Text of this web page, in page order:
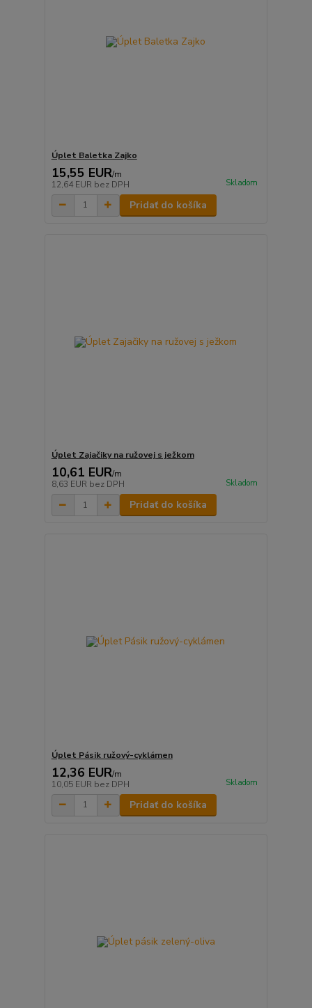
Úplet Baletka Zajko
15,55 EUR/m
12,64 EUR bez DPH Skladom
Pridať do košíka
Úplet Zajačiky na ružovej s ježkom
10,61 EUR/m
8,63 EUR bez DPH Skladom
Pridať do košíka
Úplet Pásik ružový-cyklámen
12,36 EUR/m
10,05 EUR bez DPH Skladom
Pridať do košíka